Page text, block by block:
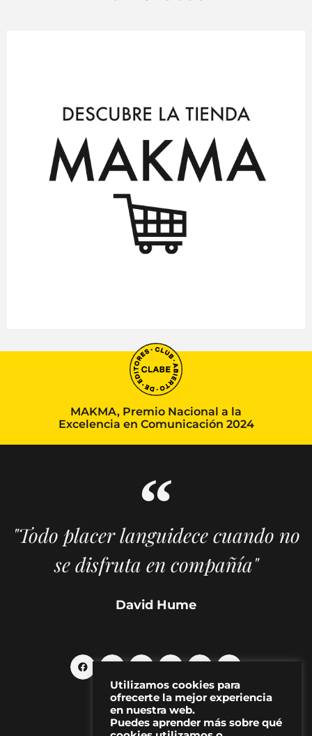
MAKMA, Premio Nacional a la
Excelencia en Comunicación 2024
"Todo placer languidece cuando no
se disfruta en compañía"
David Hume
Utilizamos cookies para
ofrecerte la mejor experiencia
en nuestra web.
Puedes aprender más sobre qué